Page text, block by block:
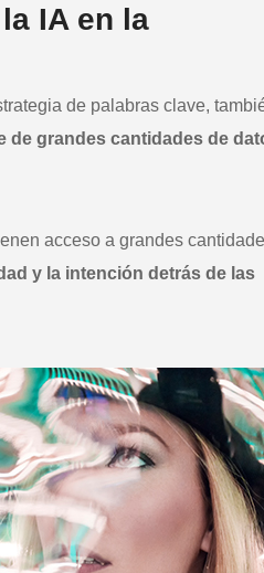
IA en la
de palabras clave,
de grandes cantidades de
acceso a grandes
y la intención detrás de las